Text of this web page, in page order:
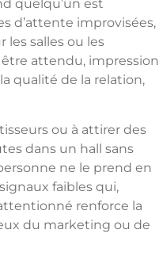
quelqu’un est
d’attente improvisées,
les salles ou les
attendu, impression
qualité de la relation,
ou à attirer des
dans un hall sans
ne le prend en
faibles qui,
renforce la
du marketing ou de